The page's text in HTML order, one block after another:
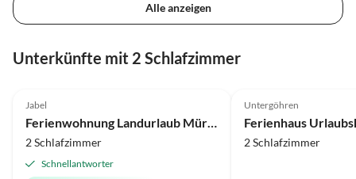
Alle anzeigen
Unterkünfte mit 2 Schlafzimmer
Jabel
Ferienwohnung Landurlaub Müritz
2 Schlafzimmer
Schnellantworter
Untergöhren
2 Schlafzimmer